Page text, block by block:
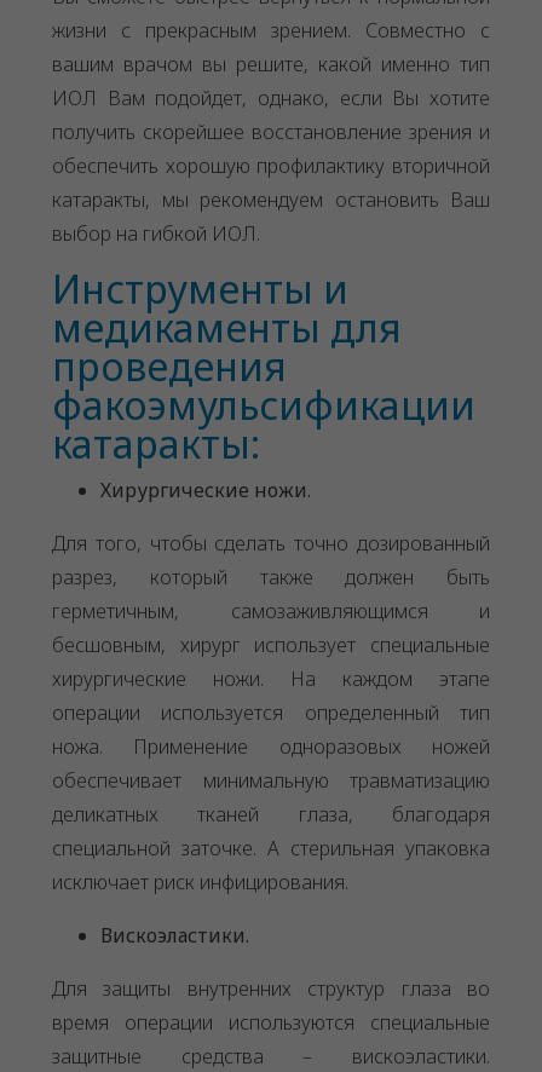
жизни с прекрасным зрением. Совместно с
вашим врачом вы решите, какой именно тип
ИОЛ Вам подойдет, однако, если Вы хотите
получить скорейшее восстановление зрения и
обеспечить хорошую профилактику вторичной
катаракты, мы рекомендуем остановить Ваш
выбор на гибкой ИОЛ.
Инструменты и
медикаменты для
проведения
факоэмульсификации
катаракты:
Хирургические ножи.
Для того, чтобы сделать точно дозированный
разрез, который также должен быть
герметичным, самозаживляющимся и
бесшовным, хирург использует специальные
хирургические ножи. На каждом этапе
операции используется определенный тип
ножа. Применение одноразовых ножей
обеспечивает минимальную травматизацию
деликатных тканей глаза, благодаря
специальной заточке. А стерильная упаковка
исключает риск инфицирования.
Вискоэластики.
Для защиты внутренних структур глаза во
время операции используются специальные
защитные средства – вискоэластики.